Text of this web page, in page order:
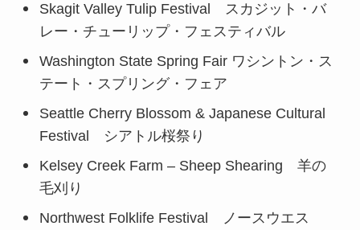
Skagit Valley Tulip Festival スカジット・バ
レー・チューリップ・フェスティバル
Washington State Spring Fair ワシントン・ス
テート・スプリング・フェア
Seattle Cherry Blossom & Japanese Cultural
Festival シアトル桜祭り
Kelsey Creek Farm – Sheep Shearing 羊の
毛刈り
Northwest Folklife Festival ノースウエス